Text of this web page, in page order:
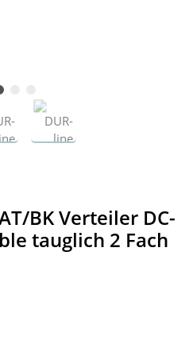
BK Verteiler DC-
tauglich 2 Fach